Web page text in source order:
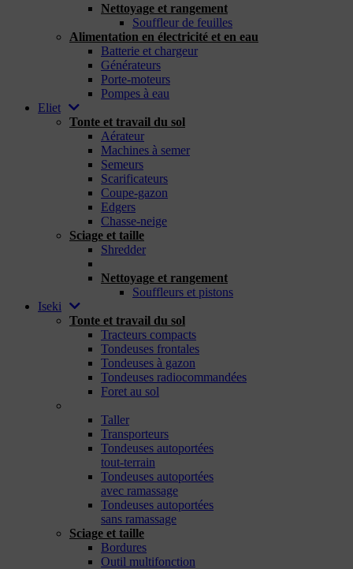
Nettoyage et rangement
Souffleur de feuilles
Alimentation en électricité et en eau
Batterie et chargeur
Générateurs
Porte-moteurs
Pompes à eau
Eliet
Tonte et travail du sol
Aérateur
Machines à semer
Semeurs
Scarificateurs
Coupe-gazon
Edgers
Chasse-neige
Sciage et taille
Shredder
Nettoyage et rangement
Souffleurs et pistons
Iseki
Tonte et travail du sol
Tracteurs compacts
Tondeuses frontales
Tondeuses à gazon
Tondeuses radiocommandées
Foret au sol
Taller
Transporteurs
Tondeuses autoportées
tout-terrain
Tondeuses autoportées
avec ramassage
Tondeuses autoportées
sans ramassage
Sciage et taille
Bordures
Outil multifonction